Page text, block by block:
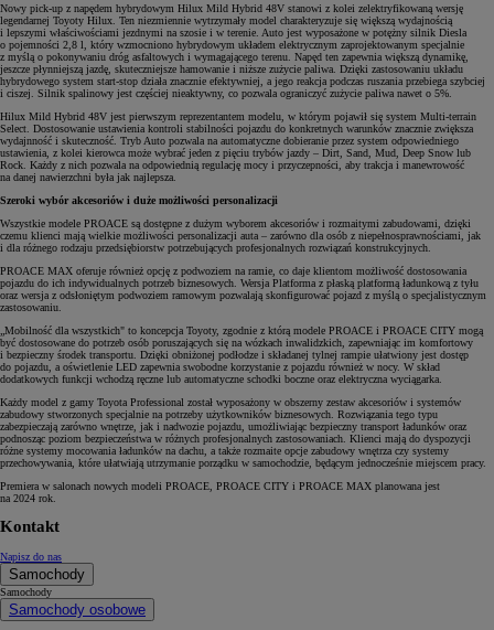
Nowy pick-up z napędem hybrydowym Hilux Mild Hybrid 48V stanowi z kolei zelektryfikowaną wersję
legendarnej Toyoty Hilux. Ten niezmiennie wytrzymały model charakteryzuje się większą wydajnością
i lepszymi właściwościami jezdnymi na szosie i w terenie. Auto jest wyposażone w potężny silnik Diesla
o pojemności 2,8 l, który wzmocniono hybrydowym układem elektrycznym zaprojektowanym specjalnie
z myślą o pokonywaniu dróg asfaltowych i wymagającego terenu. Napęd ten zapewnia większą dynamikę,
jeszcze płynniejszą jazdę, skuteczniejsze hamowanie i niższe zużycie paliwa. Dzięki zastosowaniu układu
hybrydowego system start-stop działa znacznie efektywniej, a jego reakcja podczas ruszania przebiega szybciej
i ciszej. Silnik spalinowy jest częściej nieaktywny, co pozwala ograniczyć zużycie paliwa nawet o 5%.
Hilux Mild Hybrid 48V jest pierwszym reprezentantem modelu, w którym pojawił się system Multi-terrain
Select. Dostosowanie ustawienia kontroli stabilności pojazdu do konkretnych warunków znacznie zwiększa
wydajnność i skuteczność. Tryb Auto pozwala na automatyczne dobieranie przez system odpowiedniego
ustawienia, z kolei kierowca może wybrać jeden z pięciu trybów jazdy – Dirt, Sand, Mud, Deep Snow lub
Rock. Każdy z nich pozwala na odpowiednią regulację mocy i przyczepności, aby trakcja i manewrowość
na danej nawierzchni była jak najlepsza.
Szeroki wybór akcesoriów i duże możliwości personalizacji
Wszystkie modele PROACE są dostępne z dużym wyborem akcesoriów i rozmaitymi zabudowami, dzięki
czemu klienci mają wielkie możliwości personalizacji auta – zarówno dla osób z niepełnosprawnościami, jak
i dla różnego rodzaju przedsiębiorstw potrzebujących profesjonalnych rozwiązań konstrukcyjnych.
PROACE MAX oferuje również opcję z podwoziem na ramie, co daje klientom możliwość dostosowania
pojazdu do ich indywidualnych potrzeb biznesowych. Wersja Platforma z płaską platformą ładunkową z tyłu
oraz wersja z odsłoniętym podwoziem ramowym pozwalają skonfigurować pojazd z myślą o specjalistycznym
zastosowaniu.
„Mobilność dla wszystkich" to koncepcja Toyoty, zgodnie z którą modele PROACE i PROACE CITY mogą
być dostosowane do potrzeb osób poruszających się na wózkach inwalidzkich, zapewniając im komfortowy
i bezpieczny środek transportu. Dzięki obniżonej podłodze i składanej tylnej rampie ułatwiony jest dostęp
do pojazdu, a oświetlenie LED zapewnia swobodne korzystanie z pojazdu również w nocy. W skład
dodatkowych funkcji wchodzą ręczne lub automatyczne schodki boczne oraz elektryczna wyciągarka.
Każdy model z gamy Toyota Professional został wyposażony w obszerny zestaw akcesoriów i systemów
zabudowy stworzonych specjalnie na potrzeby użytkowników biznesowych. Rozwiązania tego typu
zabezpieczają zarówno wnętrze, jak i nadwozie pojazdu, umożliwiając bezpieczny transport ładunków oraz
podnosząc poziom bezpieczeństwa w różnych profesjonalnych zastosowaniach. Klienci mają do dyspozycji
różne systemy mocowania ładunków na dachu, a także rozmaite opcje zabudowy wnętrza czy systemy
przechowywania, które ułatwiają utrzymanie porządku w samochodzie, będącym jednocześnie miejscem pracy.
Premiera w salonach nowych modeli PROACE, PROACE CITY i PROACE MAX planowana jest
na 2024 rok.
Kontakt
Napisz do nas
Samochody
Samochody
Samochody osobowe